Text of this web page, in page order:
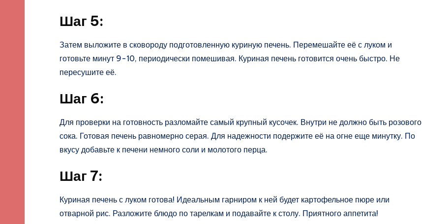
Шаг 5:
Затем выложите в сковороду подготовленную куриную печень. Перемешайте её с луком и
готовьте минут 9-10, периодически помешивая. Куриная печень готовится очень быстро. Не
пересушите её.
Шаг 6:
Для проверки на готовность разломайте самый крупный кусочек. Внутри не должно быть розового
сока. Готовая печень равномерно серая. Для надежности подержите её на огне еще минутку. По
вкусу добавьте к печени немного соли и молотого перца.
Шаг 7:
Куриная печень с луком готова! Идеальным гарниром к ней будет картофельное пюре или
отварной рис. Разложите блюдо по тарелкам и подавайте к столу. Приятного аппетита!